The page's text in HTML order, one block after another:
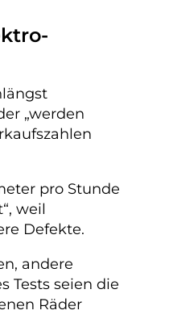
„werden
pro Stunde
weil
Defekte.
andere
Tests seien die
Räder